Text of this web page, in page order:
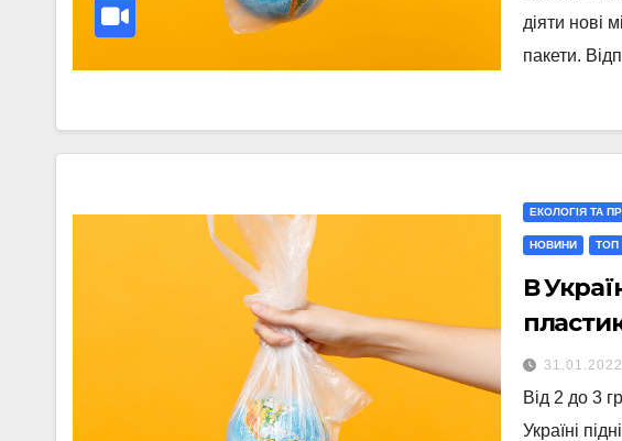
діяти нові
пакети.
ЕКОЛОГІЯ ТА
НОВИНИ ТОП
В
31.01.2022
Від 2 до 3
Україні